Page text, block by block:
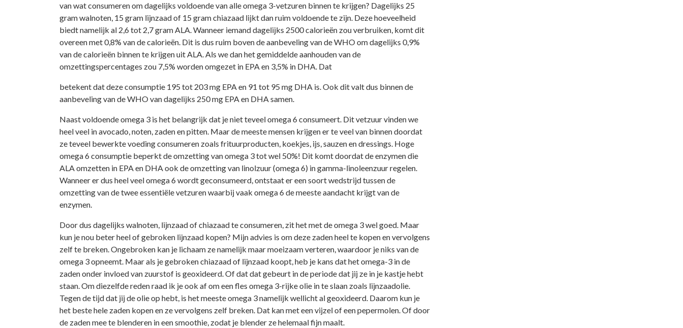
van wat consumeren om dagelijks voldoende van alle omega 3-vetzuren binnen te krijgen? Dagelijks 25
gram walnoten, 15 gram lijnzaad of 15 gram chiazaad lijkt dan ruim voldoende te zijn. Deze hoeveelheid
biedt namelijk al 2,6 tot 2,7 gram ALA. Wanneer iemand dagelijks 2500 calorieën zou verbruiken, komt dit
overeen met 0,8% van de calorieën. Dit is dus ruim boven de aanbeveling van de WHO om dagelijks 0,9%
van de calorieën binnen te krijgen uit ALA. Als we dan het gemiddelde aanhouden van de
omzettingspercentages zou 7,5% worden omgezet in EPA en 3,5% in DHA. Dat
betekent dat deze consumptie 195 tot 203 mg EPA en 91 tot 95 mg DHA is. Ook dit valt dus binnen de
aanbeveling van de WHO van dagelijks 250 mg EPA en DHA samen.
Naast voldoende omega 3 is het belangrijk dat je niet teveel omega 6 consumeert. Dit vetzuur vinden we
heel veel in avocado, noten, zaden en pitten. Maar de meeste mensen krijgen er te veel van binnen doordat
ze teveel bewerkte voeding consumeren zoals frituurproducten, koekjes, ijs, sauzen en dressings. Hoge
omega 6 consumptie beperkt de omzetting van omega 3 tot wel 50%! Dit komt doordat de enzymen die
ALA omzetten in EPA en DHA ook de omzetting van linolzuur (omega 6) in gamma-linoleenzuur regelen.
Wanneer er dus heel veel omega 6 wordt geconsumeerd, ontstaat er een soort wedstrijd tussen de
omzetting van de twee essentiële vetzuren waarbij vaak omega 6 de meeste aandacht krijgt van de
enzymen.
Door dus dagelijks walnoten, lijnzaad of chiazaad te consumeren, zit het met de omega 3 wel goed. Maar
kun je nou beter heel of gebroken lijnzaad kopen? Mijn advies is om deze zaden heel te kopen en vervolgens
zelf te breken. Ongebroken kan je lichaam ze namelijk maar moeizaam verteren, waardoor je niks van de
omega 3 opneemt. Maar als je gebroken chiazaad of lijnzaad koopt, heb je kans dat het omega-3 in de
zaden onder invloed van zuurstof is geoxideerd. Of dat dat gebeurt in de periode dat jij ze in je kastje hebt
staan. Om diezelfde reden raad ik je ook af om een fles omega 3-rijke olie in te slaan zoals lijnzaadolie.
Tegen de tijd dat jij de olie op hebt, is het meeste omega 3 namelijk wellicht al geoxideerd. Daarom kun je
het beste hele zaden kopen en ze vervolgens zelf breken. Dat kan met een vijzel of een pepermolen. Of door
de zaden mee te blenderen in een smoothie, zodat je blender ze helemaal fijn maalt.